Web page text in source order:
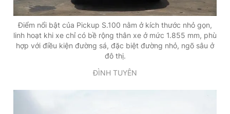
Điểm nổi bật của Pickup S.100 nằm ở kích thước nhỏ gọn,
linh hoạt khi xe chỉ có bề rộng thân xe ở mức 1.855 mm, phù
hợp với điều kiện đường sá, đặc biệt đường nhỏ, ngõ sâu ở
đô thị.
ĐÌNH TUYÊN